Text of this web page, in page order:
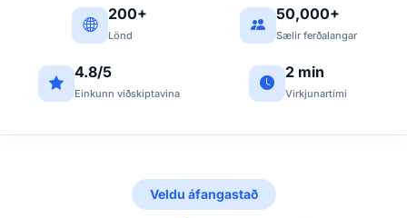
200+
Lönd
50,000+
Sælir ferðalangar
4.8/5
Einkunn viðskiptavina
2 min
Virkjunartími
Veldu áfangastað